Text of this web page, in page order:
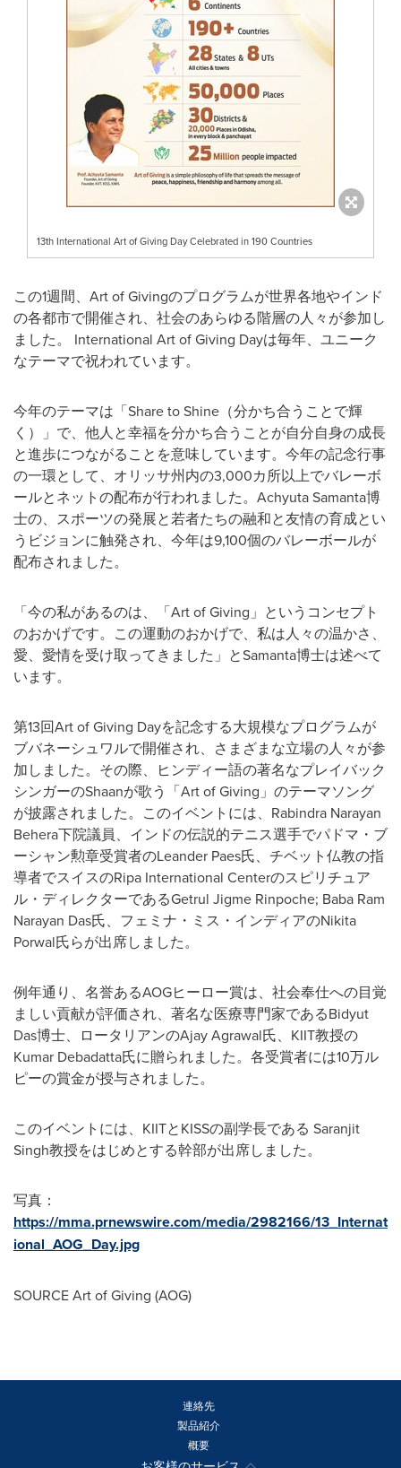
13th International Art of Giving Day Celebrated in 190 Countries
この1週間、Art of Givingのプログラムが世界各地やインド
の各都市で開催され、社会のあらゆる階層の人々が参加し
ました。 International Art of Giving Dayは毎年、ユニーク
なテーマで祝われています。
今年のテーマは「Share to Shine（分かち合うことで輝
く）」で、他人と幸福を分かち合うことが自分自身の成長
と進歩につながることを意味しています。今年の記念行事
の一環として、オリッサ州内の3,000カ所以上でバレーボ
ールとネットの配布が行われました。Achyuta Samanta博
士の、スポーツの発展と若者たちの融和と友情の育成とい
うビジョンに触発され、今年は9,100個のバレーボールが
配布されました。
「今の私があるのは、「Art of Giving」というコンセプト
のおかげです。この運動のおかげで、私は人々の温かさ、
愛、愛情を受け取ってきました」とSamanta博士は述べて
います。
第13回Art of Giving Dayを記念する大規模なプログラムが
ブバネーシュワルで開催され、さまざまな立場の人々が参
加しました。その際、ヒンディー語の著名なプレイバック
シンガーのShaanが歌う「Art of Giving」のテーマソング
が披露されました。このイベントには、Rabindra Narayan
Behera下院議員、インドの伝説的テニス選手でパドマ・ブ
ーシャン勲章受賞者のLeander Paes氏、チベット仏教の指
導者でスイスのRipa International Centerのスピリチュア
ル・ディレクターであるGetrul Jigme Rinpoche; Baba Ram
Narayan Das氏、フェミナ・ミス・インディアのNikita
Porwal氏らが出席しました。
例年通り、名誉あるAOGヒーロー賞は、社会奉仕への目覚
ましい貢献が評価され、著名な医療専門家であるBidyut
Das博士、ロータリアンのAjay Agrawal氏、KIIT教授の
Kumar Debadatta氏に贈られました。各受賞者には10万ル
ピーの賞金が授与されました。
このイベントには、KIITとKISSの副学長である Saranjit
Singh教授をはじめとする幹部が出席しました。
写真：
https://mma.prnewswire.com/media/2982166/13_Internat
ional_AOG_Day.jpg
SOURCE Art of Giving (AOG)
連絡先
製品紹介
概要